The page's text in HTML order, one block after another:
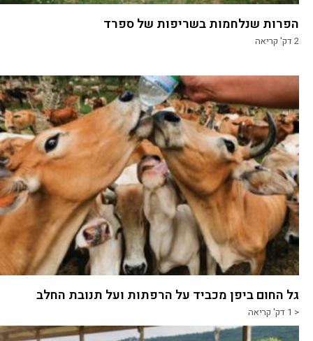
הפרות שנלחמות בשריפות של ספרד
2דק' קריאה
גל החום ביפן מכביד על הרפתות ועל תנובת החלב
< 1 דק' קריאה